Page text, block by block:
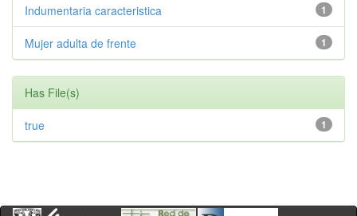
1
Indumentaria caracteristica
1
Mujer adulta de frente
Has File(s)
1
true